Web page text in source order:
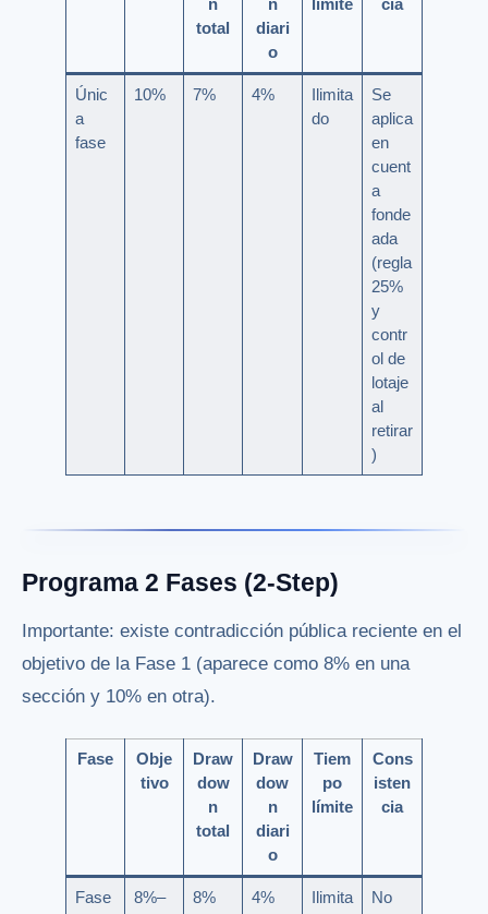
total
diari
o
Únic
a
fase
10% 7% 4%
Ilimita
do
Se
aplica
en
cuent
a
fonde
ada
(regla
25%
y
contr
ol de
lotaje
al
retirar
)
Programa 2 Fases (2-Step)
Importante: existe contradicción pública reciente en el
objetivo de la Fase 1 (aparece como 8% en una
sección y 10% en otra).
Fase
Obje
tivo
Draw
dow
n
total
Draw
dow
n
diari
o
Tiem
po
límite
Cons
isten
cia
Fase
8%–
8% 4%
Ilimita
No